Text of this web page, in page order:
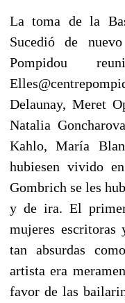
La toma de la
Sucedió de
Pompidou
Delaunay, Meret
Natalia
Kahlo, María
hubiesen vivido
Gombrich se les
y de ira. El
mujeres escritoras
tan absurdas
artista era
favor de las